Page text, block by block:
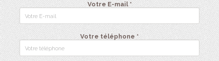
Votre E-mail *
Votre téléphone *